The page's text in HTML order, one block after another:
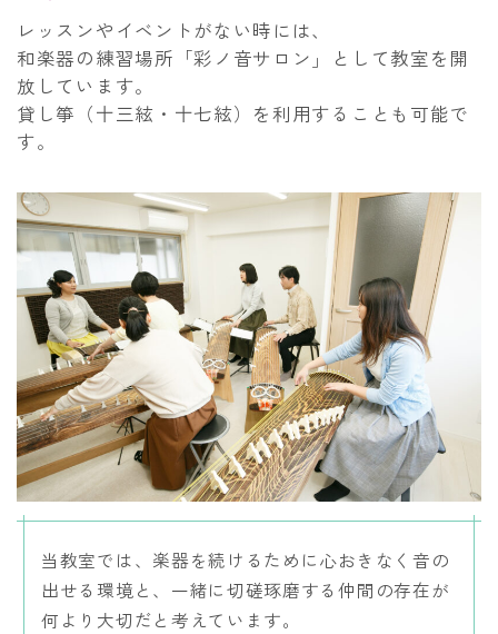
パーソナルレッスン
グループレッスン
オンラインレッスン
講師紹介
彩ノ音サロン
レンタルスペース
出張演奏
お知らせ・イベント
体験レッスン
レッスンやイベントがない時には、
和楽器の練習場所「彩ノ音サロン」として教室を開
放しています。
貸し箏（十三絃・十七絃）を利用することも可能で
す。
当教室では、楽器を続けるために心おきなく音の
出せる環境と、一緒に切磋琢磨する仲間の存在が
何より大切だと考えています。